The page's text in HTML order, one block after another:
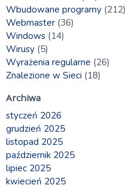
Wbudowane programy (212)
Webmaster (36)
Windows (14)
Wirusy (5)
Wyrażenia regularne (26)
Znalezione w Sieci (18)
Archiwa
styczeń 2026
grudzień 2025
listopad 2025
październik 2025
lipiec 2025
kwiecień 2025